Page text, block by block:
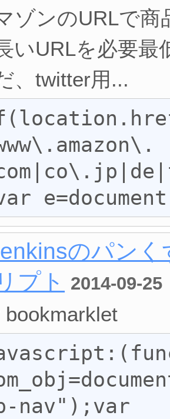
ゾンのURLで商
いURLを必要最
、twitter用...
のパン
プト 2014-09-25
bookmarklet
nav");var